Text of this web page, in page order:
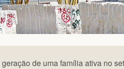
de uma família ativa no